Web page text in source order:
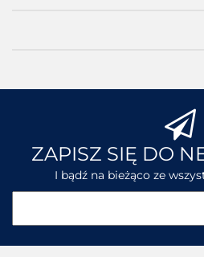
ZAPISZ SIĘ DO
I bądź na bieżąco ze